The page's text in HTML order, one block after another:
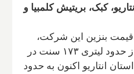
کبک، بریتیش کلمبیا و
بنزین این شرکت،
متوسط نرخ آن از حدود لیتری ۱۷۳ سنت در
انتاریو اکنون به حدود